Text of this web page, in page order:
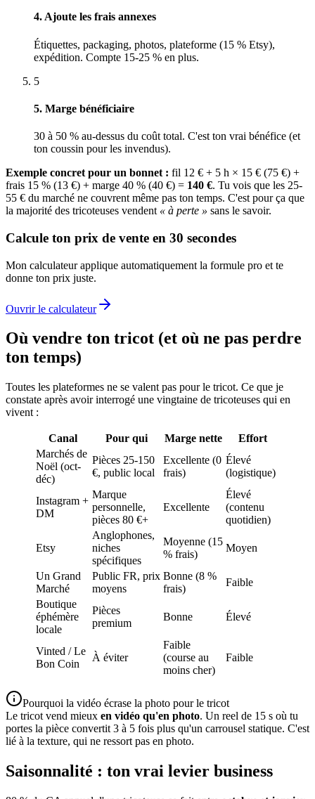
4. Ajoute les frais annexes
Étiquettes, packaging, photos, plateforme (15 % Etsy),
expédition. Compte 15-25 % en plus.
5
5. Marge bénéficiaire
30 à 50 % au-dessus du coût total. C'est ton vrai bénéfice (et
ton coussin pour les invendus).
Exemple concret pour un bonnet : fil 12 € + 5 h × 15 € (75 €) +
frais 15 % (13 €) + marge 40 % (40 €) = 140 €. Tu vois que les 25-
55 € du marché ne couvrent même pas ton temps. C'est pour ça que
la majorité des tricoteuses vendent « à perte » sans le savoir.
Calcule ton prix de vente en 30 secondes
Mon calculateur applique automatiquement la formule pro et te
donne ton prix juste.
Ouvrir le calculateur
Où vendre ton tricot (et où ne pas perdre
ton temps)
Toutes les plateformes ne se valent pas pour le tricot. Ce que je
constate après avoir interrogé une vingtaine de tricoteuses qui en
vivent :
Canal Pour qui Marge nette
Effort
Marchés de
Noël (oct-
déc)
Pièces 25-150
€, public local
Excellente (0
frais)
Élevé
(logistique)
Instagram +
DM
Marque
personnelle,
pièces 80 €+
Excellente
Élevé
(contenu
quotidien)
Etsy
Anglophones,
niches
spécifiques
Moyenne (15
% frais)
Moyen
Un Grand
Marché
Public FR, prix
moyens
Bonne (8 %
frais)
Faible
Boutique
éphémère
locale
Pièces
premium
Bonne Élevé
Vinted / Le
Bon Coin
À éviter
Faible
(course au
moins cher)
Faible
Pourquoi la vidéo écrase la photo pour le tricot
Le tricot vend mieux en vidéo qu'en photo. Un reel de 15 s où tu
portes la pièce convertit 3 à 5 fois plus qu'un carrousel statique. C'est
lié à la texture, qui ne ressort pas en photo.
Saisonnalité : ton vrai levier business